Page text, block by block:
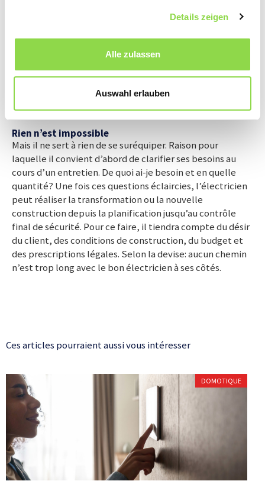
Details zeigen
Alle zulassen
Auswahl erlauben
Un programme induisant des changements de luminosité
maison est occupée, ce qui décourage les cambrioleurs
potentiels. Et si un filou parvenait néanmoins à s’infiltrer
à l’intérieur, il serait filmé par une caméra et – dans la
donnée à un service de sécurité.
Rien n’est impossible
Mais il ne sert à rien de se suréquiper. Raison pour
laquelle il convient d’abord de clarifier ses besoins au
cours d’un entretien. De quoi ai-je besoin et en quelle
quantité? Une fois ces questions éclaircies, l’électricien
peut réaliser la transformation ou la nouvelle
construction depuis la planification jusqu’au contrôle
final de sécurité. Pour ce faire, il tiendra compte du désir
du client, des conditions de construction, du budget et
des prescriptions légales. Selon la devise: aucun chemin
n’est trop long avec le bon électricien à ses côtés.
Ces articles pourraient aussi vous intéresser
DOMOTIQUE